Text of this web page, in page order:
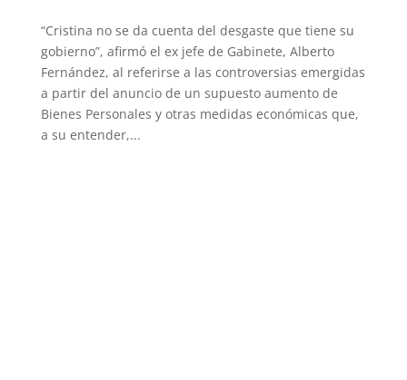
“Cristina no se da cuenta del desgaste que tiene su
gobierno”, afirmó el ex jefe de Gabinete, Alberto
Fernández, al referirse a las controversias emergidas
a partir del anuncio de un supuesto aumento de
Bienes Personales y otras medidas económicas que,
a su entender,...